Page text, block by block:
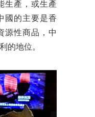
生產，或生產
國的主要是香
源性商品，中
的地位。